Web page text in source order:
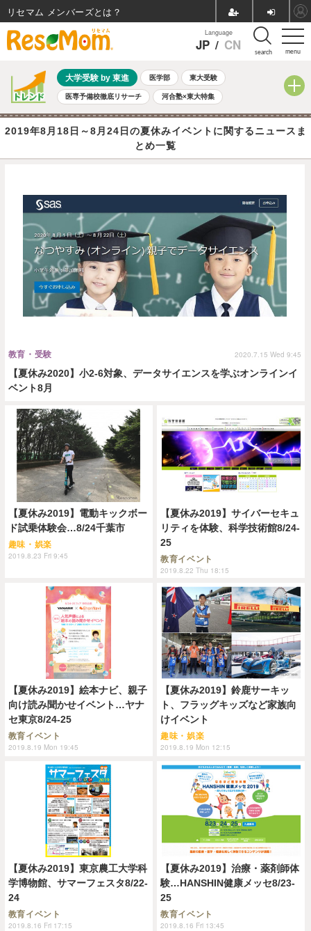
menu
Language
JP / CN search
大学受験 by 東進 医学部 東大受験
医専予備校徹底リサーチ 河合塾×東大特集
親子で考える大学選び 高校受験 中学受験 小学校受験
共通テスト 夏休み 8月開催学校説明会・相談会
全国公立高校 過去問
2019年8月18日～8月24日の夏休みイベントに関するニュースま
とめ一覧
【夏休み2020】小2-6対象、データサイエンスを学ぶオンラインイ
ベント8月
教育・受験 2020.7.15 Wed 9:45
【夏休み2019】電動キックボー
ド試乗体験会…8/24千葉市
趣味・娯楽
2019.8.23 Fri 9:45
【夏休み2019】サイバーセキュ
リティを体験、科学技術館8/24-
25
教育イベント
2019.8.22 Thu 18:15
【夏休み2019】絵本ナビ、親子
向け読み聞かせイベント…ヤナ
セ東京8/24-25
教育イベント
2019.8.19 Mon 19:45
【夏休み2019】鈴鹿サーキッ
ト、フラッグキッズなど家族向
けイベント
趣味・娯楽
2019.8.19 Mon 12:15
【夏休み2019】東京農工大学科
学博物館、サマーフェスタ8/22-
24
教育イベント
2019.8.16 Fri 17:15
【夏休み2019】治療・薬剤師体
験…HANSHIN健康メッセ8/23-
25
教育イベント
2019.8.16 Fri 13:45
リセマム メンバーズ